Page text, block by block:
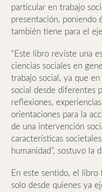
particular en trabajo
presentación, poniendo
también tiene para el
“Este libro reviste una
ciencias sociales en
trabajo social, ya que
social desde diferentes
reflexiones,
orientaciones para la
de una intervención
características
humanidad”, sostuvo la
En este sentido, el
solo desde quienes ya